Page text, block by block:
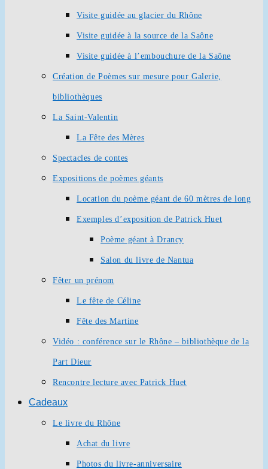
Visite guidée au glacier du Rhône
Visite guidée à la source de la Saône
Visite guidée à l’embouchure de la Saône
Création de Poèmes sur mesure pour Galerie,
bibliothèques
La Saint-Valentin
La Fête des Mères
Spectacles de contes
Expositions de poèmes géants
Location du poème géant de 60 mètres de long
Exemples d’exposition de Patrick Huet
Poème géant à Drancy
Salon du livre de Nantua
Fêter un prénom
Le fête de Céline
Fête des Martine
Vidéo : conférence sur le Rhône – bibliothèque de la
Part Dieur
Rencontre lecture avec Patrick Huet
Cadeaux
Le livre du Rhône
Achat du livre
Photos du livre-anniversaire